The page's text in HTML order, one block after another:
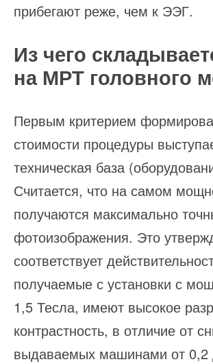
прибегают реже, чем к ЭЭГ.
Из чего
на МРТ головного
Первым критерием
стоимости процедуры
техническая база
Считается, что на самом
получаются максимально
фотоизображения. Это
соответствует
получаемые с установки с
1,5 Тесла, имеют высокое
контрастность, в отличие от
выдаваемых машинами от 0,2